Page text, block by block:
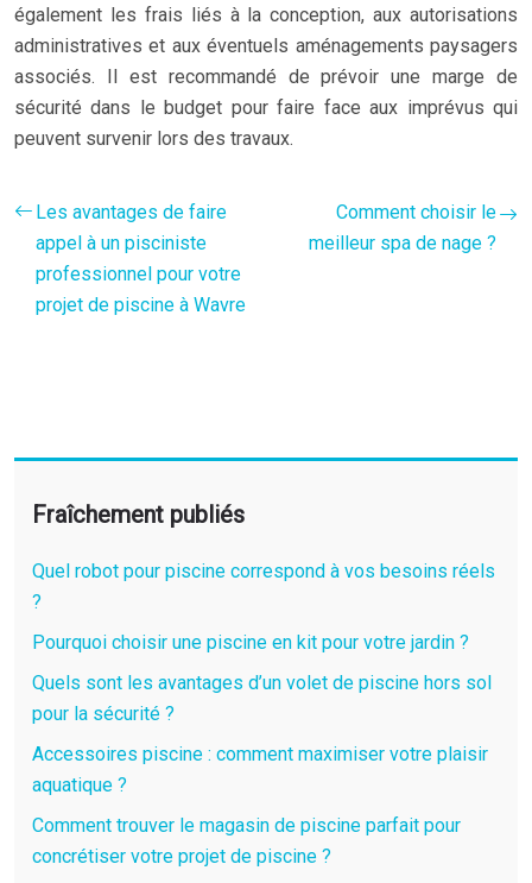
également les frais liés à la conception, aux autorisations
administratives et aux éventuels aménagements paysagers
associés. Il est recommandé de prévoir une marge de
sécurité dans le budget pour faire face aux imprévus qui
peuvent survenir lors des travaux.
Les avantages de faire
appel à un pisciniste
professionnel pour votre
projet de piscine à Wavre
Comment choisir le
meilleur spa de nage ?
Fraîchement publiés
Quel robot pour piscine correspond à vos besoins réels
?
Pourquoi choisir une piscine en kit pour votre jardin ?
Quels sont les avantages d’un volet de piscine hors sol
pour la sécurité ?
Accessoires piscine : comment maximiser votre plaisir
aquatique ?
Comment trouver le magasin de piscine parfait pour
concrétiser votre projet de piscine ?